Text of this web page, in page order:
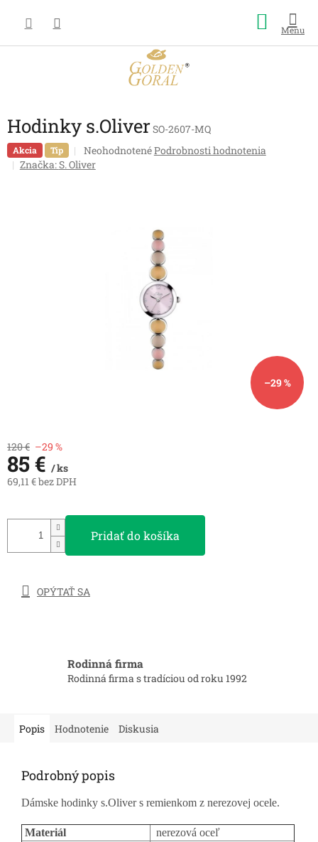
obsah
košík
Hodinky s.OliverSO-2607-MQ
Akcia Tip
Priemerné
hodnotenie
NeohodnotenéPodrobnosti hodnotenia
Značka:S. Oliver
–29 %
120 € –29 %
85 € / ks
69,11 € bez DPH
Pridať do košíka
OPÝTAŤ SA
Rodinná firma
Rodinná firma s tradíciou od roku 1992
Popis Hodnotenie Diskusia
Podrobný popis
Dámske hodinky s.Oliver s remienkom z nerezovej ocele.
Materiál
nerezová oceľ